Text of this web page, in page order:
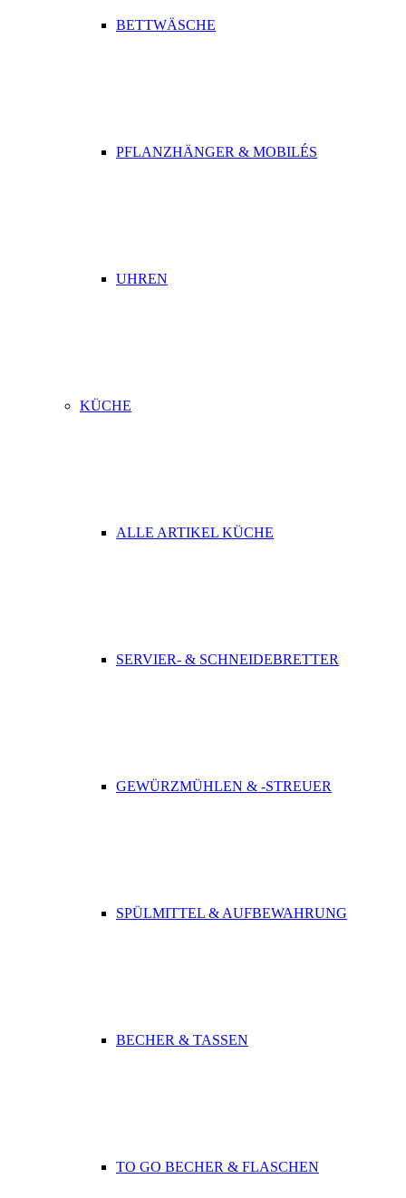
BETTWÄSCHE
PFLANZHÄNGER & MOBILÉS
UHREN
KÜCHE
ALLE ARTIKEL KÜCHE
SERVIER- & SCHNEIDEBRETTER
GEWÜRZMÜHLEN & -STREUER
SPÜLMITTEL & AUFBEWAHRUNG
BECHER & TASSEN
TO GO BECHER & FLASCHEN